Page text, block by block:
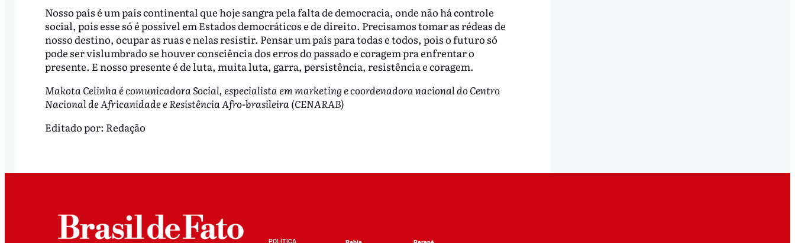
Nosso país é um país continental que hoje sangra pela falta de democracia, onde não há controle
social, pois esse só é possível em Estados democráticos e de direito. Precisamos tomar as rédeas de
nosso destino, ocupar as ruas e nelas resistir. Pensar um país para todas e todos, pois o futuro só
pode ser vislumbrado se houver consciência dos erros do passado e coragem pra enfrentar o
presente. E nosso presente é de luta, muita luta, garra, persistência, resistência e coragem.
Makota Celinha é comunicadora Social, especialista em marketing e coordenadora nacional do Centro
Nacional de Africanidade e Resistência Afro-brasileira (CENARAB)
Editado por: Redação
POLÍTICA